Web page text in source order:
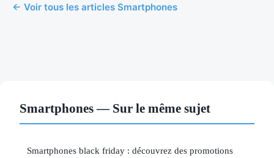
← Voir tous les articles Smartphones
Smartphones — Sur le même sujet
Smartphones black friday : découvrez des promotions